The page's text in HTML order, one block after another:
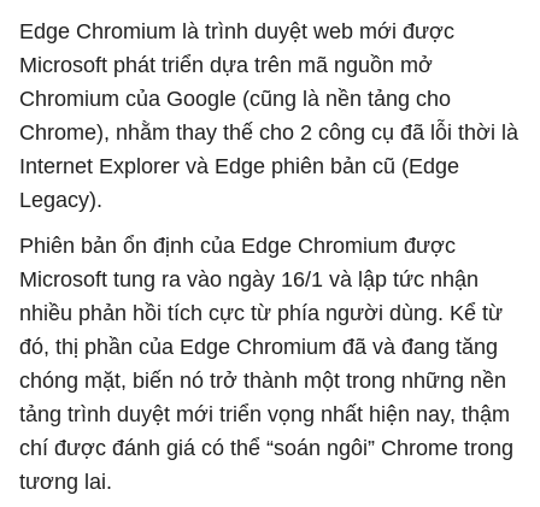
Edge Chromium là trình duyệt web mới được
Microsoft phát triển dựa trên mã nguồn mở
Chromium của Google (cũng là nền tảng cho
Chrome), nhằm thay thế cho 2 công cụ đã lỗi thời là
Internet Explorer và Edge phiên bản cũ (Edge
Legacy).
Phiên bản ổn định của Edge Chromium được
Microsoft tung ra vào ngày 16/1 và lập tức nhận
nhiều phản hồi tích cực từ phía người dùng. Kể từ
đó, thị phần của Edge Chromium đã và đang tăng
chóng mặt, biến nó trở thành một trong những nền
tảng trình duyệt mới triển vọng nhất hiện nay, thậm
chí được đánh giá có thể “soán ngôi” Chrome trong
tương lai.